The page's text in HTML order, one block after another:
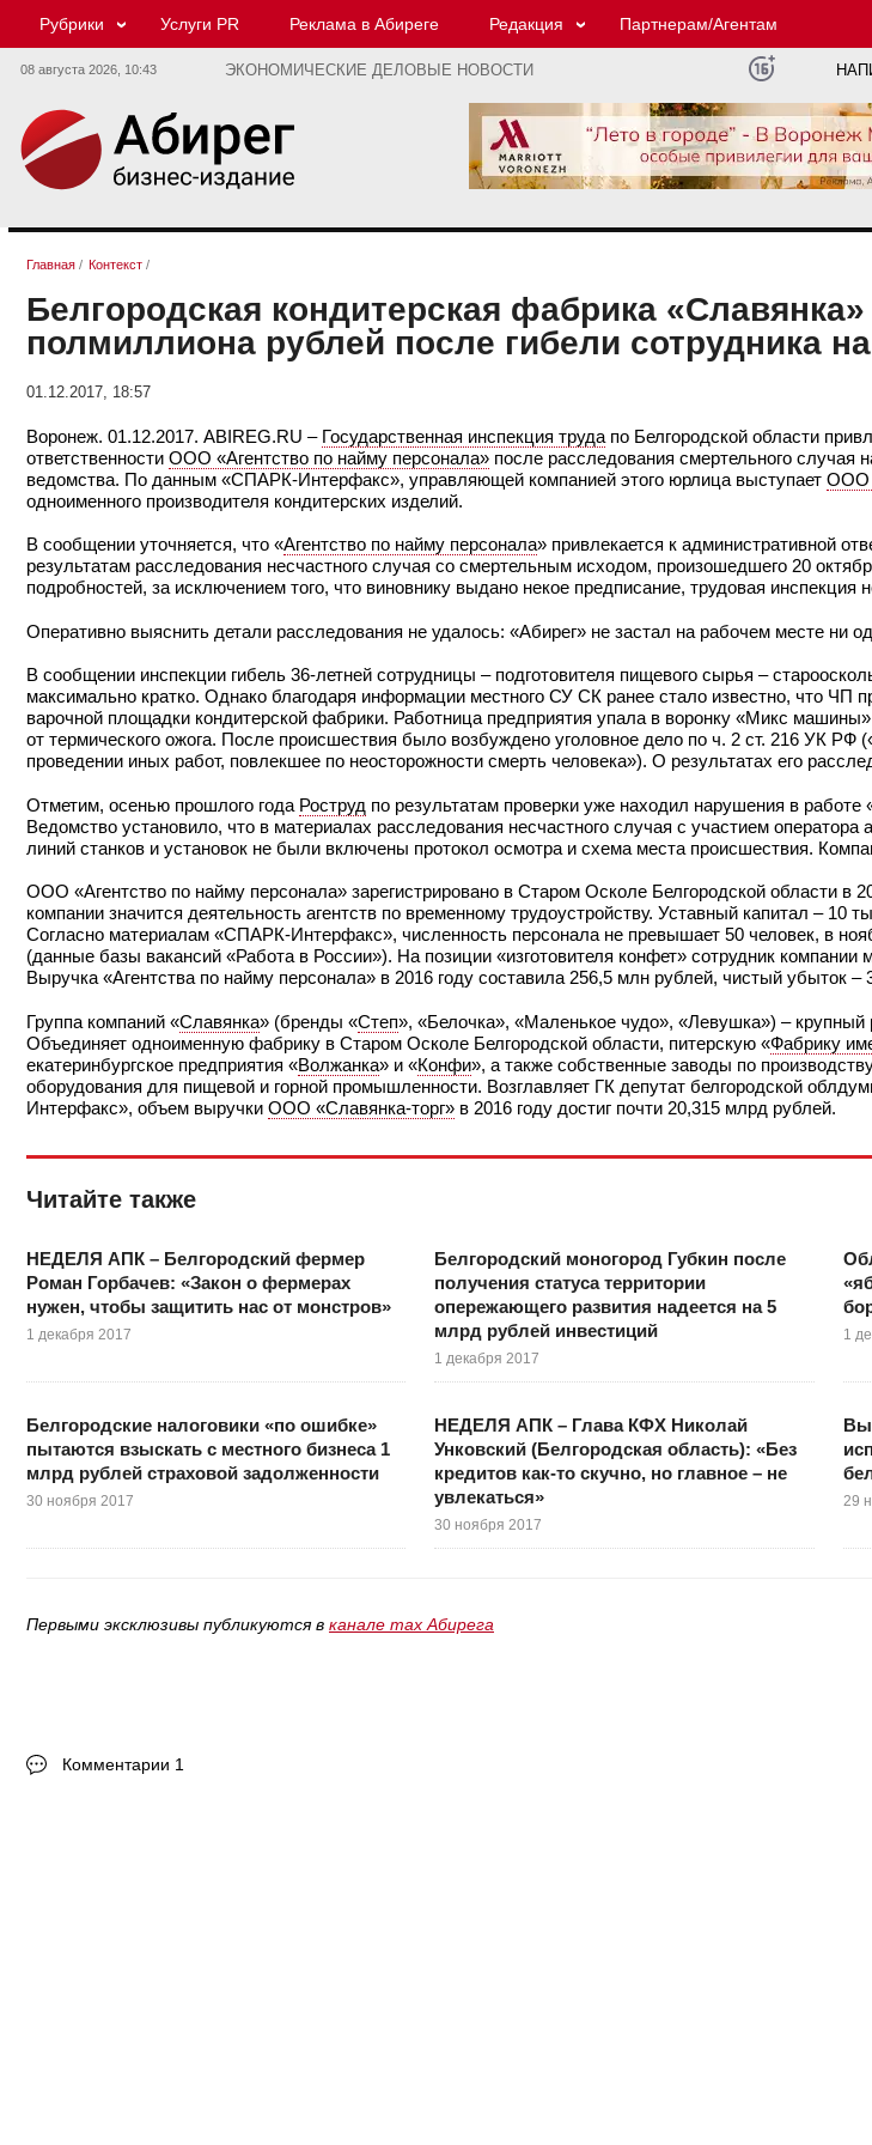
Рубрики Услуги PR Реклама в Абиреге Редакция Партнерам/Агентам
08 августа 2026, 10:43 ЭКОНОМИЧЕСКИЕ ДЕЛОВЫЕ НОВОСТИ
Главная / Контекст /
Белгородская кондитерская фабрика «Славянка»
полмиллиона рублей после гибели сотрудника
01.12.2017, 18:57
Воронеж. 01.12.2017. ABIREG.RU – Государственная инспекция труда по Белгородской области
ответственности ООО «Агентство по найму персонала» после расследования смертельного случая
ведомства. По данным «СПАРК-Интерфакс», управляющей компанией этого юрлица выступает ООО
одноименного производителя кондитерских изделий.
В сообщении уточняется, что «Агентство по найму персонала» привлекается к административной
результатам расследования несчастного случая со смертельным исходом, произошедшего 20
подробностей, за исключением того, что виновнику выдано некое предписание, трудовая инспекция
Оперативно выяснить детали расследования не удалось: «Абирег» не застал на рабочем месте ни
В сообщении инспекции гибель 36-летней сотрудницы – подготовителя пищевого сырья –
максимально кратко. Однако благодаря информации местного СУ СК ранее стало известно, что ЧП
варочной площадки кондитерской фабрики. Работница предприятия упала в воронку «Микс
от термического ожога. После происшествия было возбуждено уголовное дело по ч. 2 ст. 216 УК РФ
проведении иных работ, повлекшее по неосторожности смерть человека»). О результатах его
Отметим, осенью прошлого года Роструд по результатам проверки уже находил нарушения в работе
Ведомство установило, что в материалах расследования несчастного случая с участием оператора
линий станков и установок не были включены протокол осмотра и схема места происшествия.
ООО «Агентство по найму персонала» зарегистрировано в Старом Осколе Белгородской области в
компании значится деятельность агентств по временному трудоустройству. Уставный капитал – 10
Согласно материалам «СПАРК-Интерфакс», численность персонала не превышает 50 человек, в
(данные базы вакансий «Работа в России»). На позиции «изготовителя конфет» сотрудник
Выручка «Агентства по найму персонала» в 2016 году составила 256,5 млн рублей, чистый убыток –
Группа компаний «Славянка» (бренды «Степ», «Белочка», «Маленькое чудо», «Левушка») – крупный
Объединяет одноименную фабрику в Старом Осколе Белгородской области, питерскую «Фабрику
екатеринбургское предприятия «Волжанка» и «Конфи», а также собственные заводы по
оборудования для пищевой и горной промышленности. Возглавляет ГК депутат белгородской
Интерфакс», объем выручки ООО «Славянка-торг» в 2016 году достиг почти 20,315 млрд рублей.
Читайте также
НЕДЕЛЯ АПК – Белгородский фермер
Роман Горбачев: «Закон о фермерах
нужен, чтобы защитить нас от монстров»
1 декабря 2017
Белгородский моногород Губкин после
получения статуса территории
опережающего развития надеется на 5
млрд рублей инвестиций
1 декабря 2017
1
Белгородские налоговики «по ошибке»
пытаются взыскать с местного бизнеса 1
млрд рублей страховой задолженности
30 ноября 2017
НЕДЕЛЯ АПК – Глава КФХ Николай
Унковский (Белгородская область): «Без
кредитов как-то скучно, но главное – не
увлекаться»
30 ноября 2017
29
Первыми эксклюзивы публикуются в канале max Абирега
Комментарии 1